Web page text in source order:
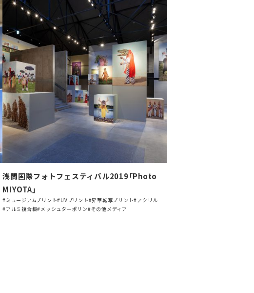
浅間国際フォトフェスティバル2019「Photo
MIYOTA」
#ミュージアムプリント#UVプリント#昇華転写プリント#アクリル
#アルミ複合板#メッシュターポリン#その他メディア